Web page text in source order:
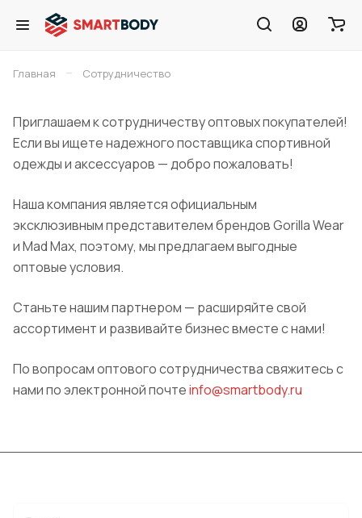
Главная – Сотрудничество
Приглашаем к сотрудничеству оптовых покупателей!
Если вы ищете надежного поставщика спортивной
одежды и аксессуаров — добро пожаловать!
Наша компания является официальным
эксклюзивным представителем брендов Gorilla Wear
и Mad Max, поэтому, мы предлагаем выгодные
оптовые условия.
Станьте нашим партнером — расширяйте свой
ассортимент и развивайте бизнес вместе с нами!
По вопросам оптового сотрудничества свяжитесь с
нами по электронной почтеinfo@smartbody.ru